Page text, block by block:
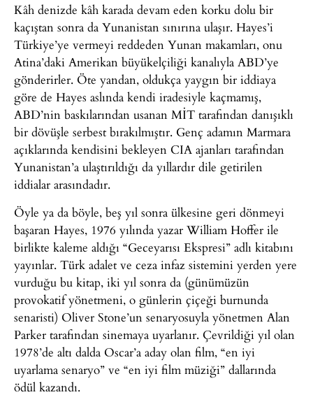
Kâh denizde kâh karada devam eden korku dolu bir
kaçıştan sonra da Yunanistan sınırına ulaşır. Hayes’i
Türkiye’ye vermeyi reddeden Yunan makamları, onu
Atina’daki Amerikan büyükelçiliği kanalıyla ABD’ye
gönderirler. Öte yandan, oldukça yaygın bir iddiaya
göre de Hayes aslında kendi iradesiyle kaçmamış,
ABD’nin baskılarından usanan MİT tarafından danışıklı
bir dövüşle serbest bırakılmıştır. Genç adamın Marmara
açıklarında kendisini bekleyen CIA ajanları tarafından
Yunanistan’a ulaştırıldığı da yıllardır dile getirilen
iddialar arasındadır.
Öyle ya da böyle, beş yıl sonra ülkesine geri dönmeyi
başaran Hayes, 1976 yılında yazar William Hoffer ile
birlikte kaleme aldığı “Geceyarısı Ekspresi” adlı kitabını
yayınlar. Türk adalet ve ceza infaz sistemini yerden yere
vurduğu bu kitap, iki yıl sonra da (günümüzün
provokatif yönetmeni, o günlerin çiçeği burnunda
senaristi) Oliver Stone’un senaryosuyla yönetmen Alan
Parker tarafından sinemaya uyarlanır. Çevrildiği yıl olan
1978’de altı dalda Oscar’a aday olan film, “en iyi
uyarlama senaryo” ve “en iyi film müziği” dallarında
ödül kazandı.